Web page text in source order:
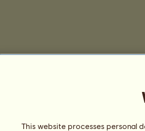
This website processes personal